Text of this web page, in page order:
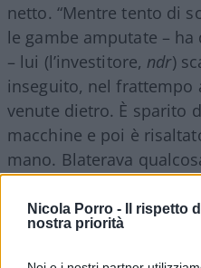
Nicola Porro -
Il rispetto
nostra priorità
netto. “Mentre tento di
le gambe amputate –
– lui (l’investitore, ndr)
inseguito, nel frattempo
venute dietro. È sparito
macchine e poi è
mano. Blaterava